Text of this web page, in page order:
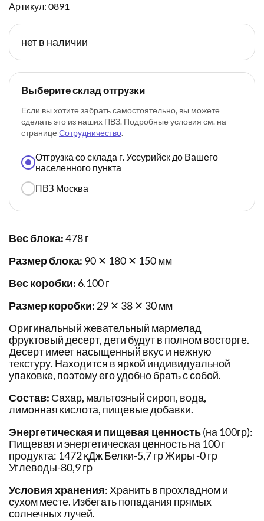
Артикул: 0891
нет в наличии
Выберите склад отгрузки
Если вы хотите забрать самостоятельно, вы можете
сделать это из наших ПВЗ. Подробные условия см. на
странице Сотрудничество.
Отгрузка со склада г. Уссурийск до Вашего
населенного пункта
ПВЗ Москва
Вес блока:478 г
Размер блока: 90 ✕ 180 ✕ 150 мм
Вес коробки: 6.100 г
Размер коробки: 29 ✕ 38 ✕ 30 мм
Оригинальный жевательный мармелад
фруктовый десерт, дети будут в полном восторге.
Десерт имеет насыщенный вкус и нежную
текстуру. Находится в яркой индивидуальной
упаковке, поэтому его удобно брать с собой.
Состав: Сахар, мальтозный сироп, вода,
лимонная кислота, пищевые добавки.
Энергетическая и пищевая ценность(на 100гр):
Пищевая и энергетическая ценность на 100 г
продукта: 1472 кДж Белки-5,7 гр Жиры -0 гр
Углеводы-80,9 гр
Условия хранения: Хранить в прохладном и
сухом месте. Избегать попадания прямых
солнечных лучей.